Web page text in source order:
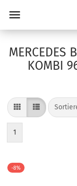
MERCEDES
KOMBI
1
-8%